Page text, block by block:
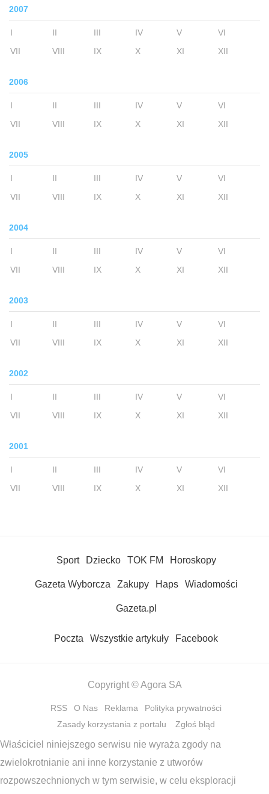
2007
I II III IV V
VI
VII
VIII IX X XI XII
2006
I II III IV V
VI
VII
VIII IX X XI XII
2005
I II III IV V
VI
VII
VIII IX X XI XII
2004
I II III IV V
VI
VII
VIII IX X XI XII
2003
I II III IV V
VI
VII
VIII IX X XI XII
2002
I II III IV V
VI
VII
VIII IX X XI XII
2001
I II III IV V
VI
VII
VIII IX X XI XII
Sport Dziecko TOK FM Horoskopy
Gazeta Wyborcza Zakupy Haps Wiadomości
Gazeta.pl
Poczta Wszystkie artykuły Facebook
Copyright © Agora SA
RSS O Nas Reklama
Polityka prywatności
Zasady korzystania z portalu
Zgłoś błąd
Właściciel niniejszego serwisu nie wyraża zgody na
zwielokrotnianie ani inne korzystanie z utworów
rozpowszechnionych w tym serwisie, w celu eksploracji